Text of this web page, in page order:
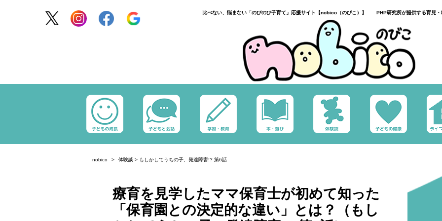
比べない、悩まない「のびのび子育て」応援サイト【nobico（のびこ）】 PHP研究所が提供する育児・
nobico 体験談 > もしかしてうちの子、発達障害!? 第6話
療育を見学したママ保育士が初めて知った
「保育園との決定的な違い」とは？（もし